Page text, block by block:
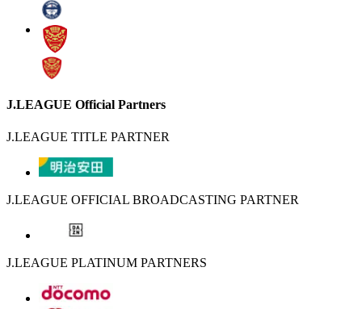
J.LEAGUE Official Partners
J.LEAGUE TITLE PARTNER
J.LEAGUE OFFICIAL BROADCASTING PARTNER
J.LEAGUE PLATINUM PARTNERS